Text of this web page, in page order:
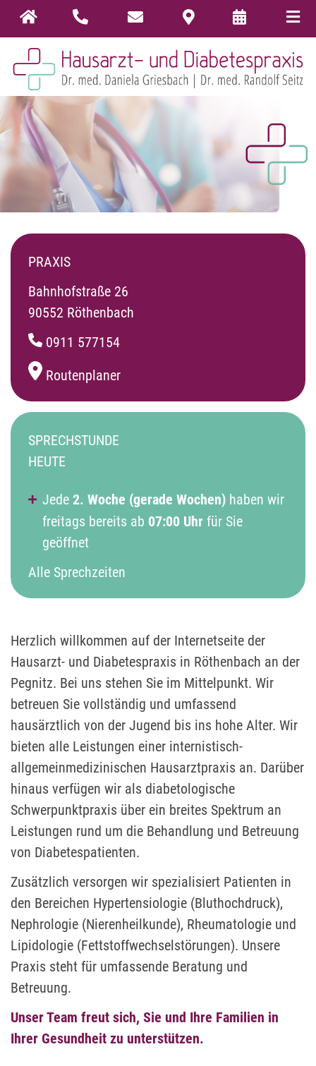
PRAXIS
Bahnhofstraße 26
90552 Röthenbach
0911 577154
Routenplaner
SPRECHSTUNDE
HEUTE
Jede 2. Woche (gerade Wochen) haben wir
freitags bereits ab 07:00 Uhr für Sie
geöffnet
Alle Sprechzeiten
Herzlich willkommen auf der Internetseite der
Hausarzt- und Diabetespraxis in Röthenbach an der
Pegnitz. Bei uns stehen Sie im Mittelpunkt. Wir
betreuen Sie vollständig und umfassend
hausärztlich von der Jugend bis ins hohe Alter. Wir
bieten alle Leistungen einer internistisch-
allgemeinmedizinischen Hausarztpraxis an. Darüber
hinaus verfügen wir als diabetologische
Schwerpunktpraxis über ein breites Spektrum an
Leistungen rund um die Behandlung und Betreuung
von Diabetespatienten.
Zusätzlich versorgen wir spezialisiert Patienten in
den Bereichen Hypertensiologie (Bluthochdruck),
Nephrologie (Nierenheilkunde), Rheumatologie und
Lipidologie (Fettstoffwechselstörungen). Unsere
Praxis steht für umfassende Beratung und
Betreuung.
Unser Team freut sich, Sie und Ihre Familien in
Ihrer Gesundheit zu unterstützen.